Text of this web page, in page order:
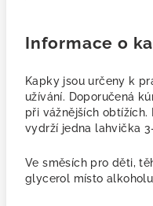
Informace o
Kapky jsou určeny k
užívání. Doporučená
při vážnějších
vydrží jedna lahvička
Ve směsích pro děti,
glycerol místo